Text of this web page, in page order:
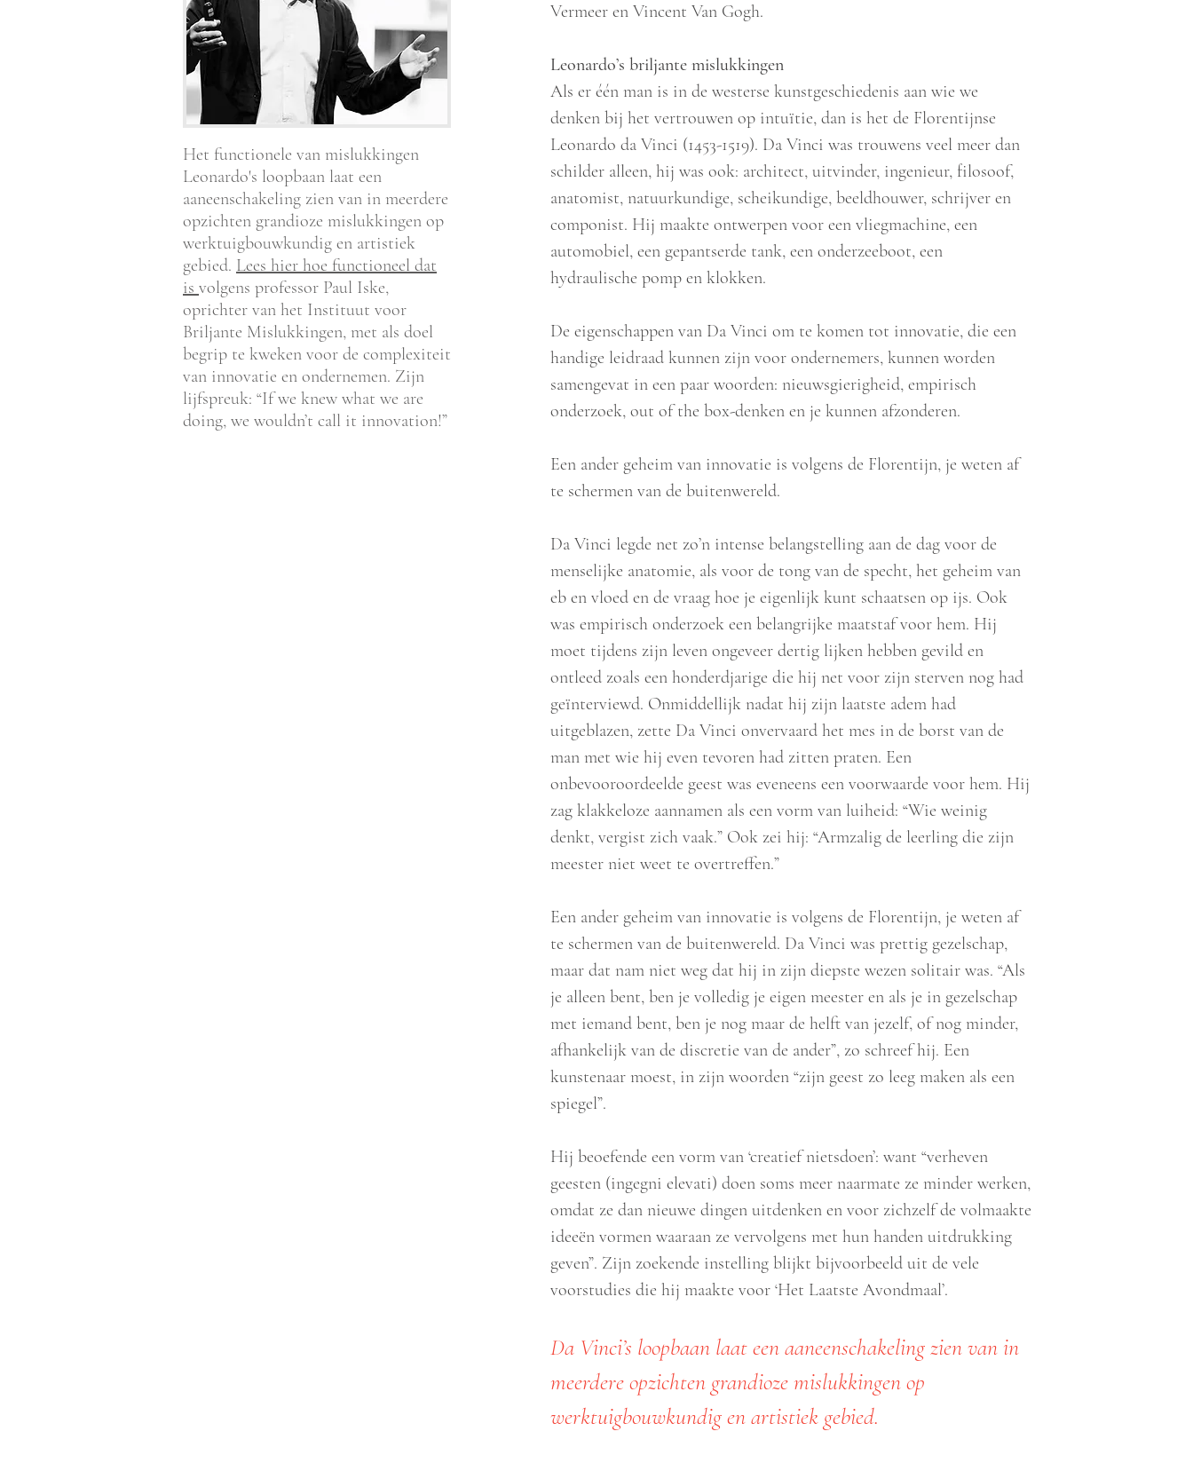
Het functionele van mislukkingen
Leonardo's loopbaan laat een
aaneenschakeling zien van in meerdere
opzichten grandioze mislukkingen op
werktuigbouwkundig en artistiek
gebied. Lees hier hoe functioneel dat
is volgens professor Paul Iske,
oprichter van het Instituut voor
Briljante Mislukkingen, met als doel
begrip te kweken voor de complexiteit
van innovatie en ondernemen. Zijn
lijfspreuk: “If we knew what we are
doing, we wouldn’t call it innovation!”
Vermeer en Vincent Van Gogh.
Leonardo’s briljante mislukkingen
Als er één man is in de westerse kunstgeschiedenis aan wie we
denken bij het vertrouwen op intuïtie, dan is het de Florentijnse
Leonardo da Vinci (1453-1519). Da Vinci was trouwens veel meer dan
schilder alleen, hij was ook: architect, uitvinder, ingenieur, filosoof,
anatomist, natuurkundige, scheikundige, beeldhouwer, schrijver en
componist. Hij maakte ontwerpen voor een vliegmachine, een
automobiel, een gepantserde tank, een onderzeeboot, een
hydraulische pomp en klokken.
De eigenschappen van Da Vinci om te komen tot innovatie, die een
handige leidraad kunnen zijn voor ondernemers, kunnen worden
samengevat in een paar woorden: nieuwsgierigheid, empirisch
onderzoek, out of the box-denken en je kunnen afzonderen.
Een ander geheim van innovatie is volgens de Florentijn, je weten af
te schermen van de buitenwereld.
Da Vinci legde net zo’n intense belangstelling aan de dag voor de
menselijke anatomie, als voor de tong van de specht, het geheim van
eb en vloed en de vraag hoe je eigenlijk kunt schaatsen op ijs. Ook
was empirisch onderzoek een belangrijke maatstaf voor hem. Hij
moet tijdens zijn leven ongeveer dertig lijken hebben gevild en
ontleed zoals een honderdjarige die hij net voor zijn sterven nog had
geïnterviewd. Onmiddellijk nadat hij zijn laatste adem had
uitgeblazen, zette Da Vinci onvervaard het mes in de borst van de
man met wie hij even tevoren had zitten praten. Een
onbevooroordeelde geest was eveneens een voorwaarde voor hem. Hij
zag klakkeloze aannamen als een vorm van luiheid: “Wie weinig
denkt, vergist zich vaak.” Ook zei hij: “Armzalig de leerling die zijn
meester niet weet te overtreffen.”
Een ander geheim van innovatie is volgens de Florentijn, je weten af
te schermen van de buitenwereld. Da Vinci was prettig gezelschap,
maar dat nam niet weg dat hij in zijn diepste wezen solitair was. “Als
je alleen bent, ben je volledig je eigen meester en als je in gezelschap
met iemand bent, ben je nog maar de helft van jezelf, of nog minder,
afhankelijk van de discretie van de ander”, zo schreef hij. Een
kunstenaar moest, in zijn woorden “zijn geest zo leeg maken als een
spiegel”.
Hij beoefende een vorm van ‘creatief nietsdoen’: want “verheven
geesten (ingegni elevati) doen soms meer naarmate ze minder werken,
omdat ze dan nieuwe dingen uitdenken en voor zichzelf de volmaakte
ideeën vormen waaraan ze vervolgens met hun handen uitdrukking
geven”. Zijn zoekende instelling blijkt bijvoorbeeld uit de vele
voorstudies die hij maakte voor ‘Het Laatste Avondmaal’.
Da Vinci’s loopbaan laat een aaneenschakeling zien van in
meerdere opzichten grandioze mislukkingen op
werktuigbouwkundig en artistiek gebied.